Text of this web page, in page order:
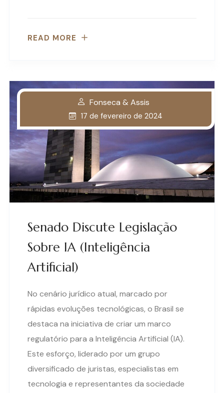
READ MORE
Senado Discute Legislação
Sobre IA (Inteligência
Artificial)
Fonseca & Assis
17 de fevereiro de 2024
No cenário jurídico atual, marcado por
rápidas evoluções tecnológicas, o Brasil se
destaca na iniciativa de criar um marco
regulatório para a Inteligência Artificial (IA).
Este esforço, liderado por um grupo
diversificado de juristas, especialistas em
tecnologia e representantes da sociedade